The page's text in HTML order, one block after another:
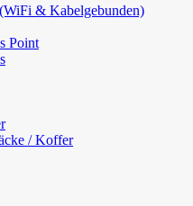
& Kabelgebunden)
Point
/ Koffer